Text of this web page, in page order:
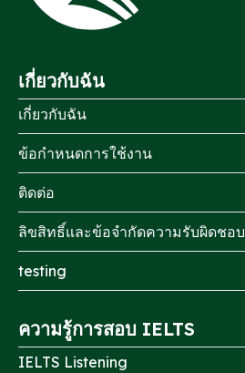
เกี่ยวกับฉัน
เกี่ยวกับฉัน
ข้อกำหนดการใช้งาน
ติดต่อ
ลิขสิทธิ์และข้อจำกัดความรับผิดชอบ
testing
ความรู้การสอบ IELTS
IELTS Listening